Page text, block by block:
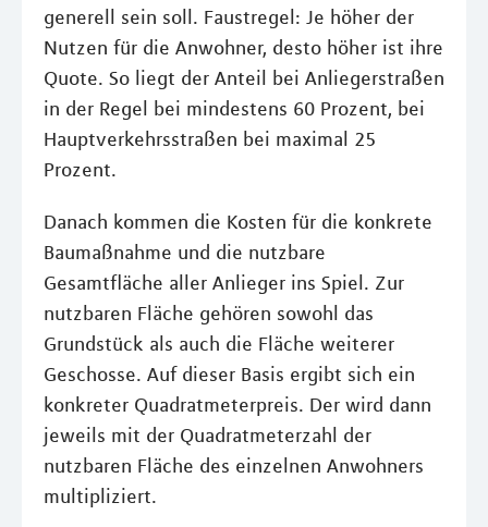
generell sein soll. Faustregel: Je höher der
Nutzen für die Anwohner, desto höher ist ihre
Quote. So liegt der Anteil bei Anliegerstraßen
in der Regel bei mindestens 60 Prozent, bei
Hauptverkehrsstraßen bei maximal 25
Prozent.
Danach kommen die Kosten für die konkrete
Baumaßnahme und die nutzbare
Gesamtfläche aller Anlieger ins Spiel. Zur
nutzbaren Fläche gehören sowohl das
Grundstück als auch die Fläche weiterer
Geschosse. Auf dieser Basis ergibt sich ein
konkreter Quadratmeterpreis. Der wird dann
jeweils mit der Quadratmeterzahl der
nutzbaren Fläche des einzelnen Anwohners
multipliziert.